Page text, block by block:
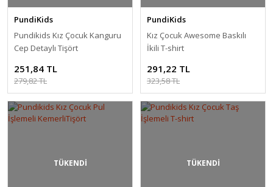
PundiKids
Pundikids Kız Çocuk Kanguru
Cep Detaylı Tişört
251,84 TL
279,82 TL
PundiKids
Kız Çocuk Awesome Baskılı
İkili T-shirt
291,22 TL
323,58 TL
TÜKENDİ TÜKENDİ